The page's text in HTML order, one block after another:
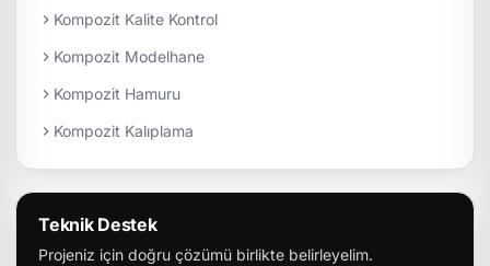
Kompozit Kalite Kontrol
Kompozit Modelhane
Kompozit Hamuru
Kompozit Kalıplama
Teknik Destek
Projeniz için doğru çözümü birlikte belirleyelim.